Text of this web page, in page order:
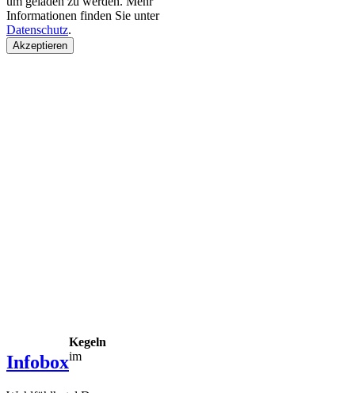
Informationen finden Sie unter
Datenschutz.
Akzeptieren
Infobox
Kegeln
im